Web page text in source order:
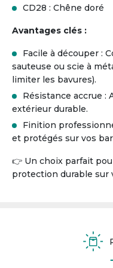
CD28 : Chêne doré
Avantages clés :
Facile à découper :
sauteuse ou scie à
limiter les bavures).
Résistance accrue :
extérieur durable.
Finition
et protégés sur vos
👉 Un choix parfait
protection durable sur